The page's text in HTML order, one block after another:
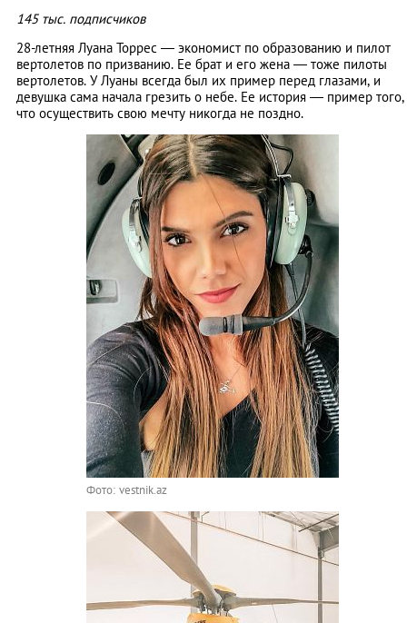
145 тыс. подписчиков
28-летняя Луана Торрес — экономист по образованию и пилот
вертолетов по призванию. Ее брат и его жена — тоже пилоты
вертолетов. У Луаны всегда был их пример перед глазами, и
девушка сама начала грезить о небе. Ее история — пример того,
что осуществить свою мечту никогда не поздно.
Фото: vestnik.az